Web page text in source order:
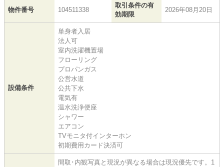
物件番号 104511338
取引条件の有
効期限
2026年08月20日
設備条件
単身者入居
法人可
室内洗濯機置場
フローリング
プロパンガス
公営水道
公共下水
電気有
温水洗浄便座
シャワー
エアコン
TVモニタ付インターホン
初期費用カード決済可
間取･内観写真と現況が異なる場合は現況優先です。1